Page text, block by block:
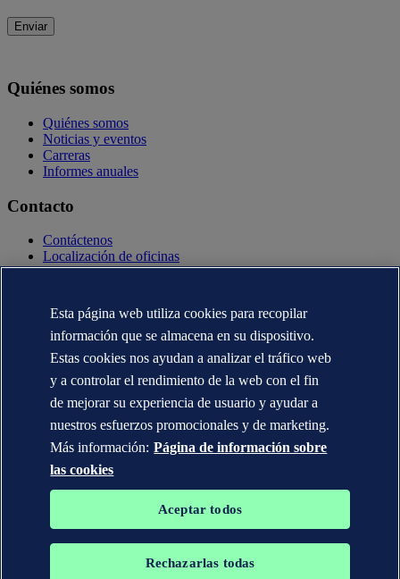
Enviar
Quiénes somos
Quiénes somos
Noticias y eventos
Carreras
Informes anuales
Contacto
Contáctenos
Localización de oficinas
Contactos con la prensa
Declaración de privacidad
Términos de uso
Copyright © DNV AS 2025
Información de Cookies
Esta página web utiliza cookies para recopilar
información que se almacena en su dispositivo.
Estas cookies nos ayudan a analizar el tráfico web
y a controlar el rendimiento de la web con el fin
de mejorar su experiencia de usuario y ayudar a
nuestros esfuerzos promocionales y de marketing.
Más información: Página de información sobre
las cookies
Aceptar todos
Rechazarlas todas